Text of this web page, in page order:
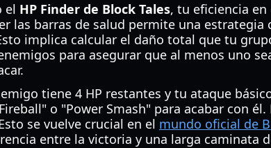
el HP Finder de Block Tales, tu eficiencia
las barras de salud permite una estrategia
implica calcular el daño total que tu
para asegurar que al menos uno
tiene 4 HP restantes y tu ataque
o "Power Smash" para acabar con él.
se vuelve crucial en el mundo oficial de
entre la victoria y una larga caminata